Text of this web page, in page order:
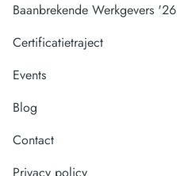
Baanbrekende Werkgevers '26
Certificatietraject
Events
Blog
Contact